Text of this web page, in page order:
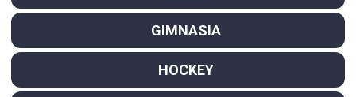
GIMNASIA
HOCKEY